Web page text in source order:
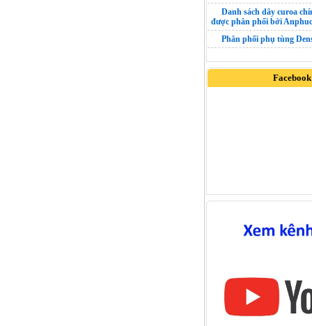
Danh sách dây curoa
được phân phối bởi
Phân phối phụ tùng